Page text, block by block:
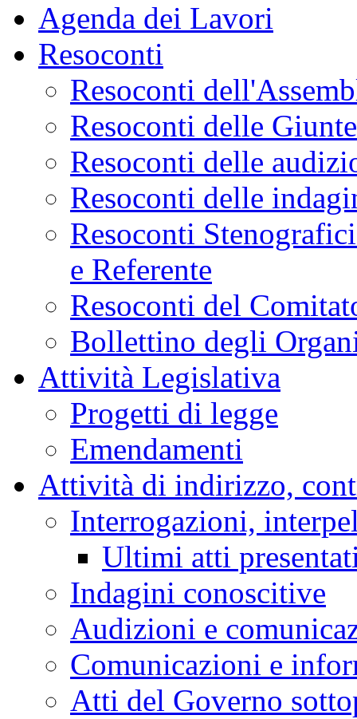
Agenda dei Lavori
Resoconti
Resoconti
Resoconti delle
Resoconti delle
Resoconti delle
Resoconti
e Referente
Resoconti del
Bollettino degli
Attività Legislativa
Progetti di legge
Emendamenti
Attività di indirizzo,
Interrogazioni,
Ultimi atti
Indagini conoscitive
Audizioni e
Comunicazioni e
Atti del Governo